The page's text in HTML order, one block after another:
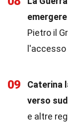
Pietro il
09
Caterina
verso
e altre